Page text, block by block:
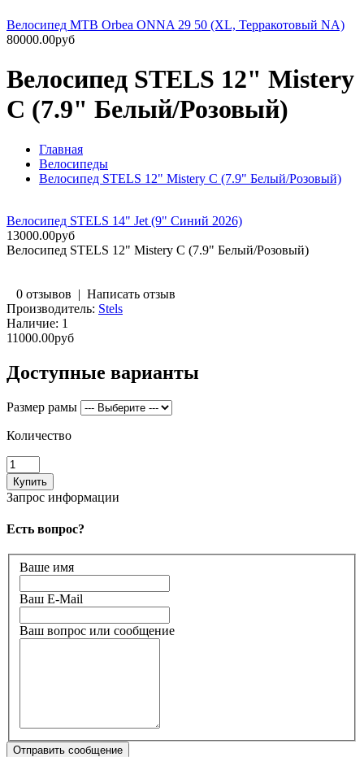
Велосипед MTB Orbea ONNA 29 50 (XL, Терракотовый NA)
80000.00руб
Велосипед STELS 12" Mistery
C (7.9" Белый/Розовый)
Главная
Велосипеды
Велосипед STELS 12" Mistery C (7.9" Белый/Розовый)
Велосипед STELS 14" Jet (9" Синий 2026)
13000.00руб
Велосипед STELS 12" Mistery C (7.9" Белый/Розовый)
0 отзывов | Написать отзыв
Производитель: Stels
Наличие: 1
11000.00руб
Доступные варианты
Размер рамы
Количество
Запрос информации
Есть вопрос?
Ваше имя
Ваш E-Mail
Ваш вопрос или сообщение